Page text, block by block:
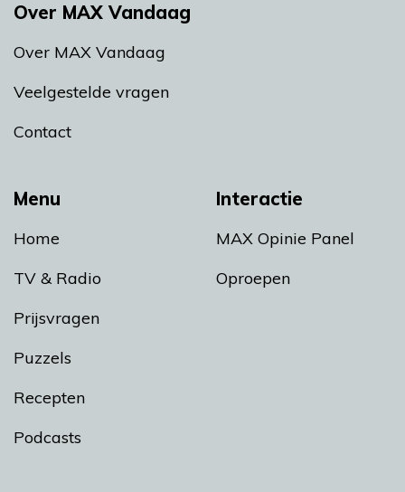
Menu
Home
TV & Radio
Prijsvragen
Puzzels
Recepten
Podcasts
Interactie
MAX Opinie Panel
Oproepen
Over MAX Vandaag
Over MAX Vandaag
Veelgestelde vragen
Contact